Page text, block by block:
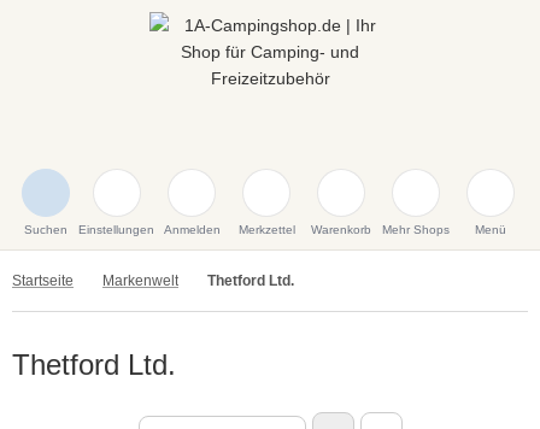
Suchen Einstellungen Anmelden Merkzettel Warenkorb Mehr Shops Menü
Startseite Markenwelt Thetford Ltd.
Thetford Ltd.